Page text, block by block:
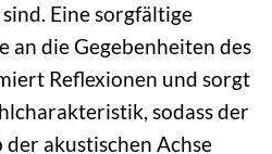
Eine sorgfältige
an die Gegebenheiten des
Reflexionen und sorgt
sodass der
akustischen Achse